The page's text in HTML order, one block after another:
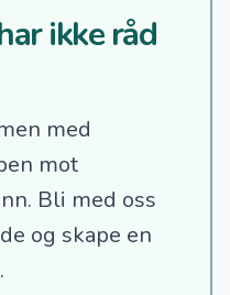
ikke råd
med
mot
Bli med oss
og skape en